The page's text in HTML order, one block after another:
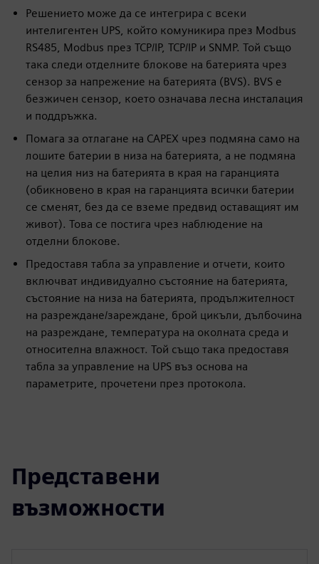
Решението може да се интегрира с всеки
интелигентен UPS, който комуникира през Modbus
RS485, Modbus през TCP/IP, TCP/IP и SNMP. Той също
така следи отделните блокове на батерията чрез
сензор за напрежение на батерията (BVS). BVS е
безжичен сензор, което означава лесна инсталация
и поддръжка.
Помага за отлагане на CAPEX чрез подмяна само на
лошите батерии в низа на батерията, а не подмяна
на целия низ на батерията в края на гаранцията
(обикновено в края на гаранцията всички батерии
се сменят, без да се вземе предвид оставащият им
живот). Това се постига чрез наблюдение на
отделни блокове.
Предоставя табла за управление и отчети, които
включват индивидуално състояние на батерията,
състояние на низа на батерията, продължителност
на разреждане/зареждане, брой цикъли, дълбочина
на разреждане, температура на околната среда и
относителна влажност. Той също така предоставя
табла за управление на UPS въз основа на
параметрите, прочетени през протокола.
Представени
възможности